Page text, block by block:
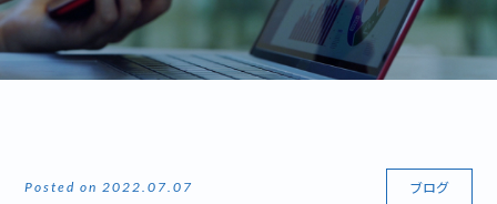
Posted on 2022.07.07 ブログ